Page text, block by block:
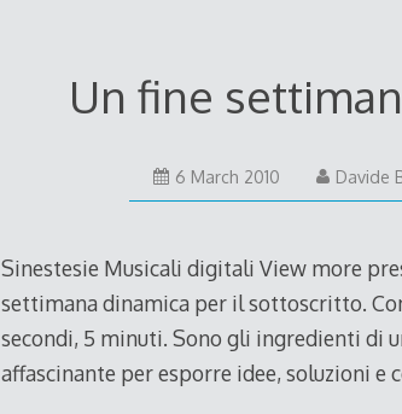
Un fine
6 March 20106
March
Davide
Sinestesie Musicali digitali View more
settimana dinamica per il sottoscritto.
secondi, 5 minuti. Sono gli ingredienti di
affascinante per esporre idee, soluzioni e